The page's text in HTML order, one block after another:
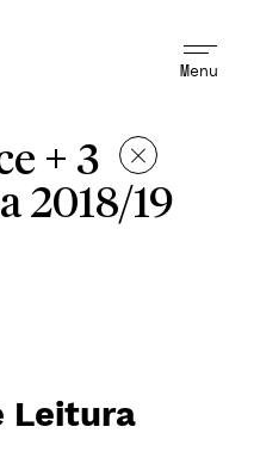
Menu
+ 3
2018/19
Leitura